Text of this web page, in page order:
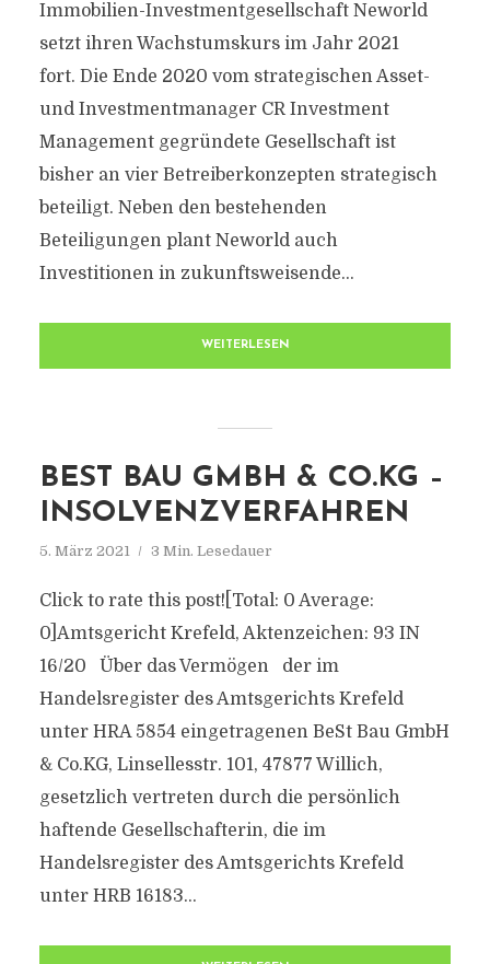
Immobilien-Investmentgesellschaft Neworld
setzt ihren Wachstumskurs im Jahr 2021
fort. Die Ende 2020 vom strategischen Asset-
und Investmentmanager CR Investment
Management gegründete Gesellschaft ist
bisher an vier Betreiberkonzepten strategisch
beteiligt. Neben den bestehenden
Beteiligungen plant Neworld auch
Investitionen in zukunftsweisende...
WEITERLESEN
BEST BAU GMBH & CO.KG –
INSOLVENZVERFAHREN
5. März 2021 3 Min. Lesedauer
Click to rate this post![Total: 0 Average:
0]Amtsgericht Krefeld, Aktenzeichen: 93 IN
16/20 Über das Vermögen der im
Handelsregister des Amtsgerichts Krefeld
unter HRA 5854 eingetragenen BeSt Bau GmbH
& Co.KG, Linsellesstr. 101, 47877 Willich,
gesetzlich vertreten durch die persönlich
haftende Gesellschafterin, die im
Handelsregister des Amtsgerichts Krefeld
unter HRB 16183...